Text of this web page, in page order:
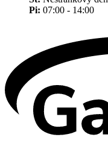
Pi: 07:00 - 14:00